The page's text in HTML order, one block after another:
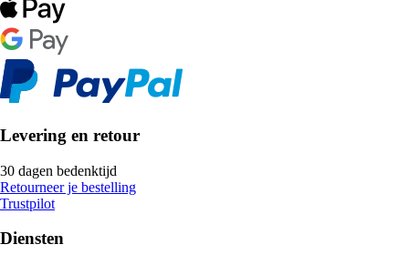
Levering en retour
30 dagen bedenktijd
Retourneer je bestelling
Trustpilot
Diensten